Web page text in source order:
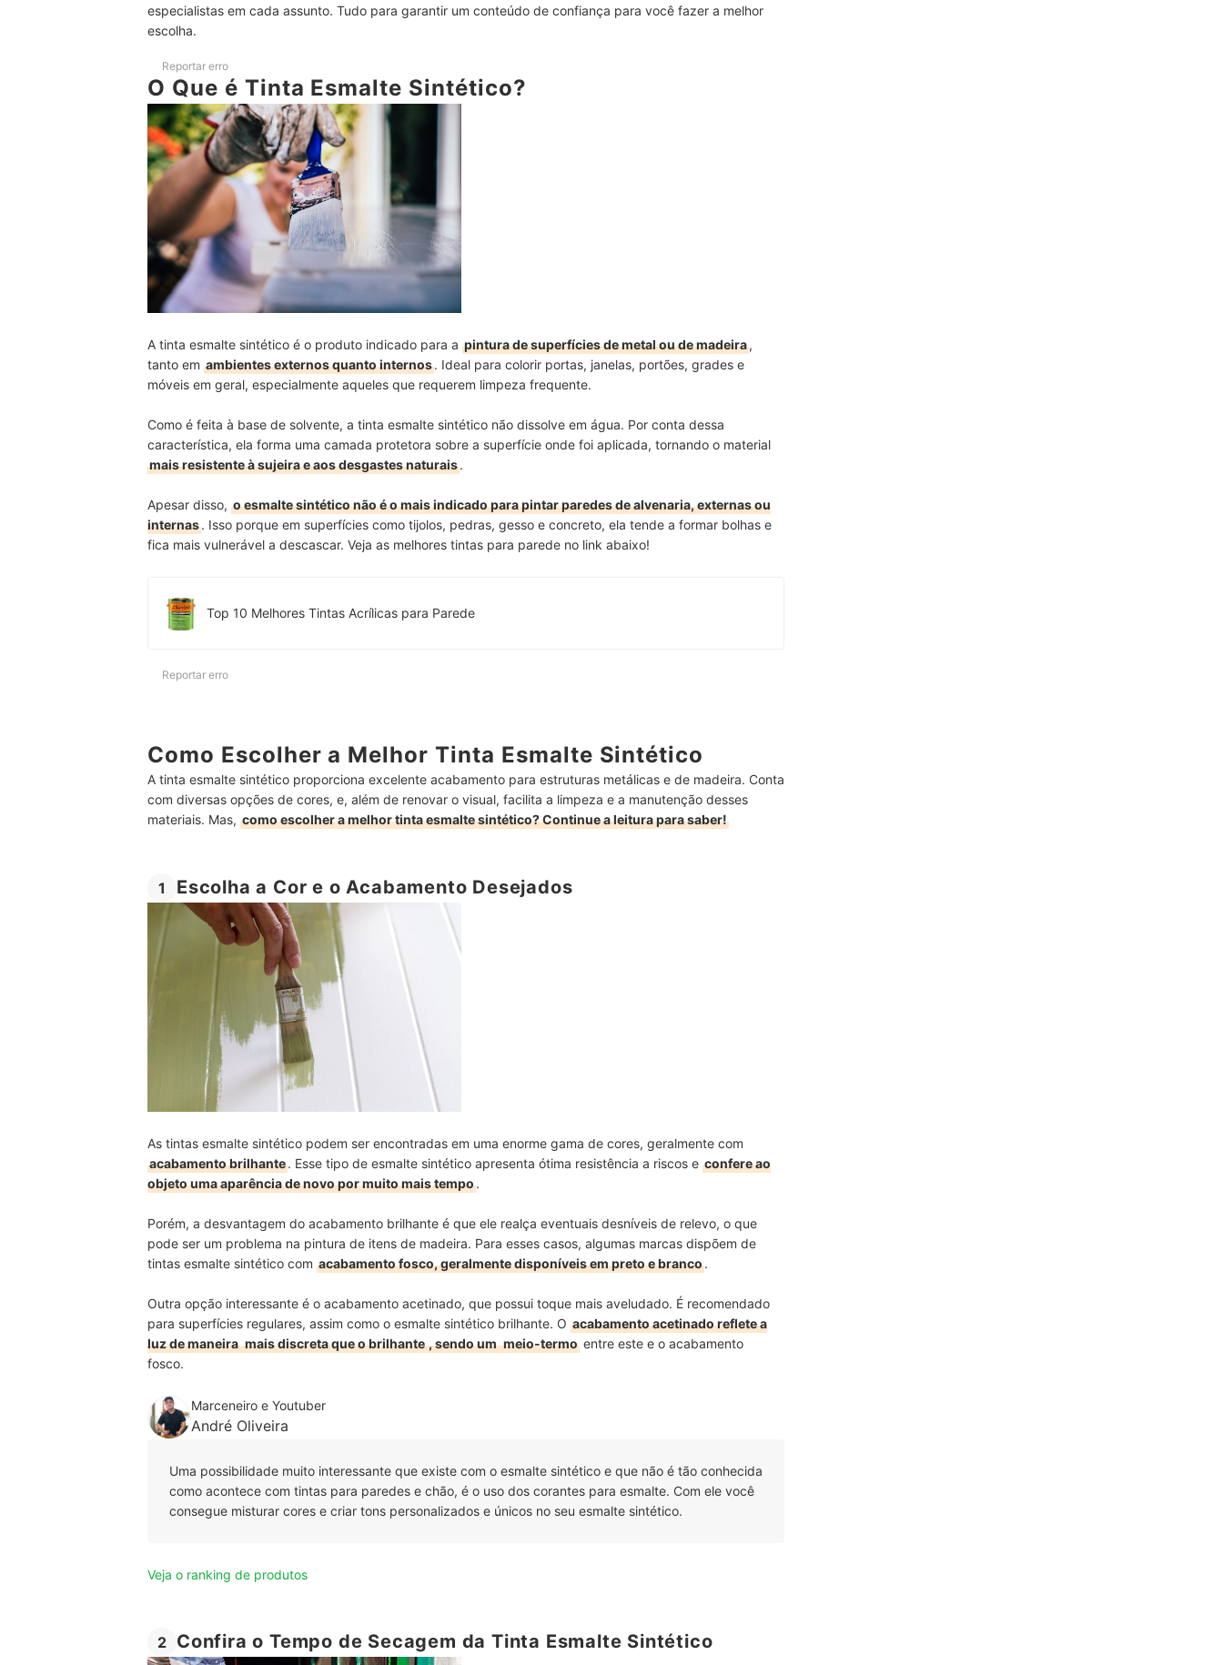
Qual a Diferença entre Esmalte Sintético e Esmalte A Base de Água?
Como Repintar Janelas e Portas que Já Estão Pintadas com Tinta Esmalte Sintético?
Qual o Melhor Método para Aplicação de Esmalte Sintético em Chapas de Aço Galvanizado de Áreas Externas?
Aproveite e Adquira os Itens Necessários para a Pintura
especialistas em cada assunto. Tudo para garantir um conteúdo de confiança para você fazer a melhor
escolha.
Reportar erro
O Que é Tinta Esmalte Sintético?
A tinta esmalte sintético é o produto indicado para a pintura de superfícies de metal ou de madeira,
tanto em ambientes externos quanto internos. Ideal para colorir portas, janelas, portões, grades e
móveis em geral, especialmente aqueles que requerem limpeza frequente.
Como é feita à base de solvente, a tinta esmalte sintético não dissolve em água. Por conta dessa
característica, ela forma uma camada protetora sobre a superfície onde foi aplicada, tornando o material
mais resistente à sujeira e aos desgastes naturais.
Apesar disso, o esmalte sintético não é o mais indicado para pintar paredes de alvenaria, externas ou
internas. Isso porque em superfícies como tijolos, pedras, gesso e concreto, ela tende a formar bolhas e
fica mais vulnerável a descascar. Veja as melhores tintas para parede no link abaixo!
Top 10 Melhores Tintas Acrílicas para Parede
Reportar erro
Como Escolher a Melhor Tinta Esmalte Sintético
A tinta esmalte sintético proporciona excelente acabamento para estruturas metálicas e de madeira. Conta
com diversas opções de cores, e, além de renovar o visual, facilita a limpeza e a manutenção desses
materiais. Mas, como escolher a melhor tinta esmalte sintético? Continue a leitura para saber!
1 Escolha a Cor e o Acabamento Desejados
As tintas esmalte sintético podem ser encontradas em uma enorme gama de cores, geralmente com
acabamento brilhante. Esse tipo de esmalte sintético apresenta ótima resistência a riscos e confere ao
objeto uma aparência de novo por muito mais tempo.
Porém, a desvantagem do acabamento brilhante é que ele realça eventuais desníveis de relevo, o que
pode ser um problema na pintura de itens de madeira. Para esses casos, algumas marcas dispõem de
tintas esmalte sintético com acabamento fosco, geralmente disponíveis em preto e branco.
Outra opção interessante é o acabamento acetinado, que possui toque mais aveludado. É recomendado
para superfícies regulares, assim como o esmalte sintético brilhante. O acabamento acetinado reflete a
luz de maneira mais discreta que o brilhante , sendo um meio-termo entre este e o acabamento
fosco.
Marceneiro e Youtuber
André Oliveira
Uma possibilidade muito interessante que existe com o esmalte sintético e que não é tão conhecida
como acontece com tintas para paredes e chão, é o uso dos corantes para esmalte. Com ele você
consegue misturar cores e criar tons personalizados e únicos no seu esmalte sintético.
Veja o ranking de produtos
2 Confira o Tempo de Secagem da Tinta Esmalte Sintético